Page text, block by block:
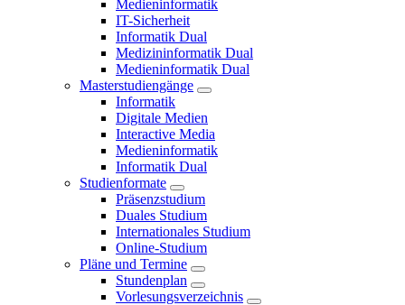
Medieninformatik
IT-Sicherheit
Informatik Dual
Medizininformatik Dual
Medieninformatik Dual
Masterstudiengänge
Informatik
Digitale Medien
Interactive Media
Medieninformatik
Informatik Dual
Studienformate
Präsenzstudium
Duales Studium
Internationales Studium
Online-Studium
Pläne und Termine
Stundenplan
Vorlesungsverzeichnis